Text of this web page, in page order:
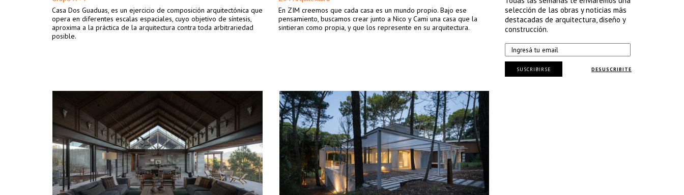
Casa Dos Guaduas, es un ejercicio de composición arquitectónica que
opera en diferentes escalas espaciales, cuyo objetivo de síntesis,
aproxima a la práctica de la arquitectura contra toda arbitrariedad
posible.
En ZIM creemos que cada casa es un mundo propio. Bajo ese
pensamiento, buscamos crear junto a Nico y Cami una casa que la
sintieran como propia, y que los represente en su arquitectura.
selección de las obras y noticias más
destacadas de arquitectura, diseño y
construcción.
DESUSCRIBITE
SUSCRIBIRSE